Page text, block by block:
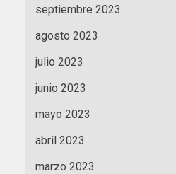
septiembre 2023
agosto 2023
julio 2023
junio 2023
mayo 2023
abril 2023
marzo 2023